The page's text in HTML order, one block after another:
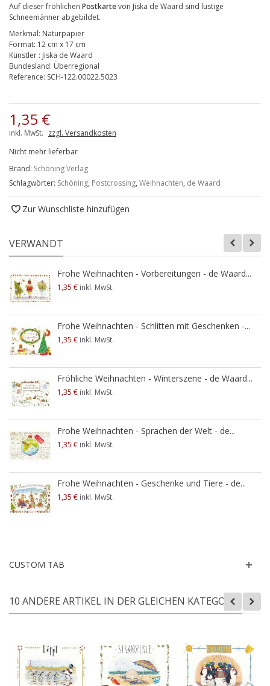
Auf dieser fröhlichen Postkartevon Jiska de Waard sind lustige
Schneemänner abgebildet.
Merkmal: Naturpapier
Format: 12 cm x 17 cm
Künstler : Jiska de Waard
Bundesland: Überregional
Reference: SCH-122.00022.5023
1,35 €
inkl. MwSt. zzgl. Versandkosten
Nicht mehr lieferbar
Brand: Schöning Verlag
Schlagwörter: Schöning, Postcrossing, Weihnachten, de Waard
Zur Wunschliste hinzufügen
VERWANDT
Frohe Weihnachten - Vorbereitungen - de Waard...
1,35 € inkl. MwSt.
Frohe Weihnachten - Schlitten mit Geschenken -...
1,35 € inkl. MwSt.
Fröhliche Weihnachten - Winterszene - de Waard...
1,35 € inkl. MwSt.
Frohe Weihnachten - Sprachen der Welt - de...
1,35 € inkl. MwSt.
Frohe Weihnachten - Geschenke und Tiere - de...
1,35 € inkl. MwSt.
CUSTOM TAB
10 ANDERE ARTIKEL IN DER GLEICHEN KATEGORIE: